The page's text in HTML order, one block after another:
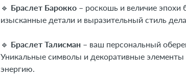
🔹 Браслет Барокко – роскошь и величие эпохи
изысканные детали и выразительный стиль
🔹 Браслет Талисман – ваш персональный
Уникальные символы и декоративные
энергию.